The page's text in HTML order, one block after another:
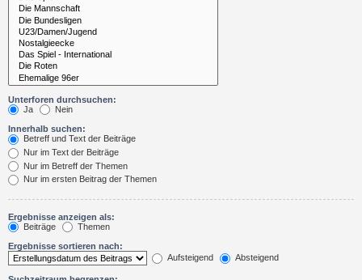
Unterforen durchsuchen:
Ja
Nein
Innerhalb suchen:
Betreff und Text der Beiträge
Nur im Text der Beiträge
Nur im Betreff der Themen
Nur im ersten Beitrag der Themen
Ergebnisse anzeigen als:
Beiträge
Themen
Ergebnisse sortieren nach:
Aufsteigend
Absteigend